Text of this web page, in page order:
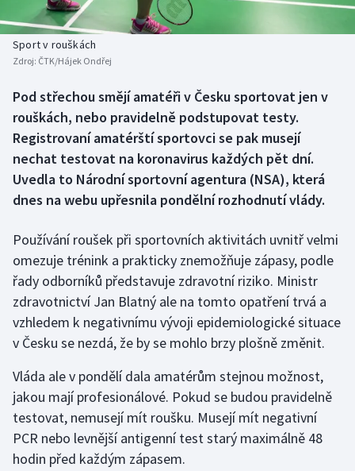
Basketbal
Biatlon
Box
Curling
Dostihy
Florbal
Futsal
Golf
Gymnastika
Házená
Jezdectví
Judo
Historické návraty
Aplikace ČT sport
Sport v rouškách
Zdroj: ČTK/Hájek Ondřej
Pod střechou smějí amatéři v Česku sportovat jen v
rouškách, nebo pravidelně podstupovat testy.
Registrovaní amatérští sportovci se pak musejí
nechat testovat na koronavirus každých pět dní.
Uvedla to Národní sportovní agentura (NSA), která
dnes na webu upřesnila pondělní rozhodnutí vlády.
Používání roušek při sportovních aktivitách uvnitř velmi
omezuje trénink a prakticky znemožňuje zápasy, podle
řady odborníků představuje zdravotní riziko. Ministr
zdravotnictví Jan Blatný ale na tomto opatření trvá a
vzhledem k negativnímu vývoji epidemiologické situace
v Česku se nezdá, že by se mohlo brzy plošně změnit.
Vláda ale v pondělí dala amatérům stejnou možnost,
jakou mají profesionálové. Pokud se budou pravidelně
testovat, nemusejí mít roušku. Musejí mít negativní
PCR nebo levnější antigenní test starý maximálně 48
hodin před každým zápasem.